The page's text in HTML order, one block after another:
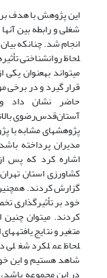
این پژوهش با هدف
شغلی و رابطه بین
لحاظ روان­شناختی
می­تواند به­عنوان یکی
قرار گیرد و در برخی
حاضر نشان داد
پژوهش­های مشابه
اشاره کرد که پس
کشاورزی استان
خود بر تأثیرگذاری
کردند. می­توان
لحاظ عملکرد شغلی
شاهد هستیم و این